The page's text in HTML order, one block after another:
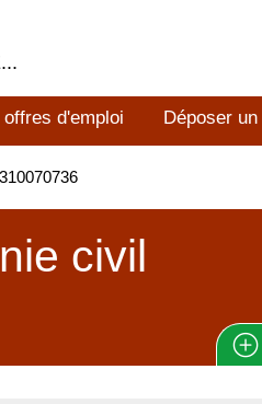
d'emploi Déposer un
civil